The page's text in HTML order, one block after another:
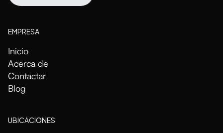
EMPRESA
Inicio
Acerca de
Contactar
Blog
UBICACIONES